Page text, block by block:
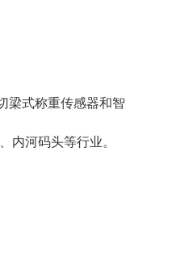
梁式称重传感器和智
内河码头等行业。